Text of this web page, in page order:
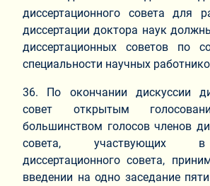
диссертационного совета для
диссертации доктора наук
диссертационных советов по
специальности научных
36. По окончании дискуссии
совет открытым
большинством голосов членов
совета, участвующих в
диссертационного совета,
введении на одно заседание